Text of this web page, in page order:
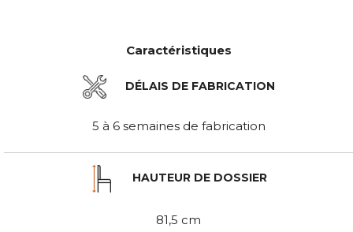
Caractéristiques
DÉLAIS DE FABRICATION
5 à 6 semaines de fabrication
HAUTEUR DE DOSSIER
81,5 cm